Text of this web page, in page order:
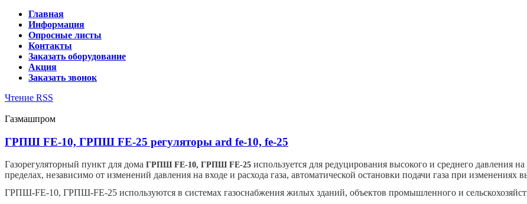
Главная
Информация
Опросные листы
Контакты
Заказать оборудование
Акция
Заказать звонок
Чтение RSS
Газмашпром
ГРПШ FE-10, ГРПШ FE-25 регуляторы ard fe-10, fe-25
Газорегуляторный пункт для дома ГРПШ FE-10, ГРПШ FE-25 используется для редуцирования высокого и среднего давления
пределах, независимо от изменений давления на входе и расхода газа, автоматической остановки подачи газа при изменениях
ГРПШ-FE-10, ГРПШ-FE-25 используются в системах газоснабжения жилых зданий, объектов промышленного и